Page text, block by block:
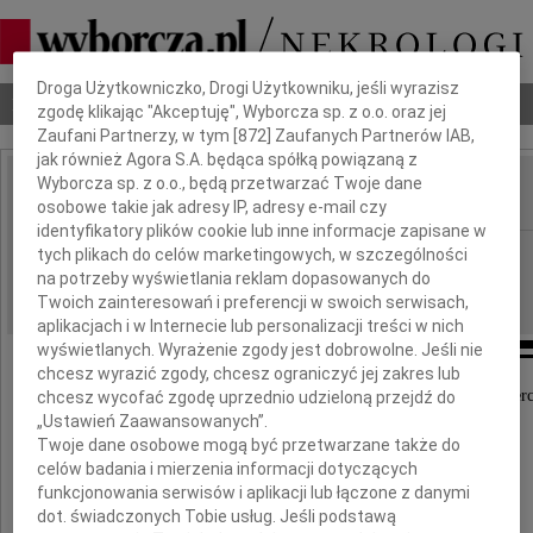
Nekrologi Odeszli Poradnik pogrzebowy
IMIĘ I NAZWISKO:
REGION: Płock
DATA EMISJI: 15.04.2022
Wyrazy głębokiego współczucia z powodu
Ojca
Małgorzacie Podwójci
Dbamy o Twoją prywatność
Droga Użytkowniczko, Drogi Użytkowniku, jeśli wyrazisz
zgodę klikając "Akceptuję", Wyborcza sp. z o.o. oraz jej
Zaufani Partnerzy, w tym [872 ] Zaufanych Partnerów IAB,
jak również Agora S.A. będąca spółką powiązaną z
Wyborcza sp. z o.o., będą przetwarzać Twoje dane
osobowe takie jak adresy IP, adresy e-mail czy
identyfikatory plików cookie lub inne informacje zapisane w
tych plikach do celów marketingowych, w szczególności
na potrzeby wyświetlania reklam dopasowanych do
Twoich zainteresowań i preferencji w swoich serwisach,
aplikacjach i w Internecie lub personalizacji treści w nich
wyświetlanych. Wyrażenie zgody jest dobrowolne. Jeśli nie
chcesz wyrazić zgody, chcesz ograniczyć jej zakres lub
chcesz wycofać zgodę uprzednio udzieloną przejdź do
„Ustawień Zaawansowanych”.
Twoje dane osobowe mogą być przetwarzane także do
celów badania i mierzenia informacji dotyczących
funkcjonowania serwisów i aplikacji lub łączone z danymi
dot. świadczonych Tobie usług. Jeśli podstawą